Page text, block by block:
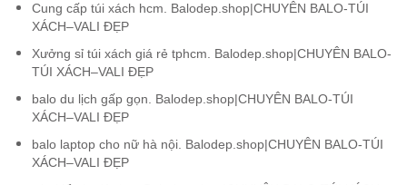
Cung cấp túi xách hcm. Balodep.shop|CHUYÊN BALO-TÚI
XÁCH–VALI ĐẸP
Xưởng sỉ túi xách giá rẻ tphcm. Balodep.shop|CHUYÊN BALO-
TÚI XÁCH–VALI ĐẸP
balo du lịch gấp gọn. Balodep.shop|CHUYÊN BALO-TÚI
XÁCH–VALI ĐẸP
balo laptop cho nữ hà nội. Balodep.shop|CHUYÊN BALO-TÚI
XÁCH–VALI ĐẸP